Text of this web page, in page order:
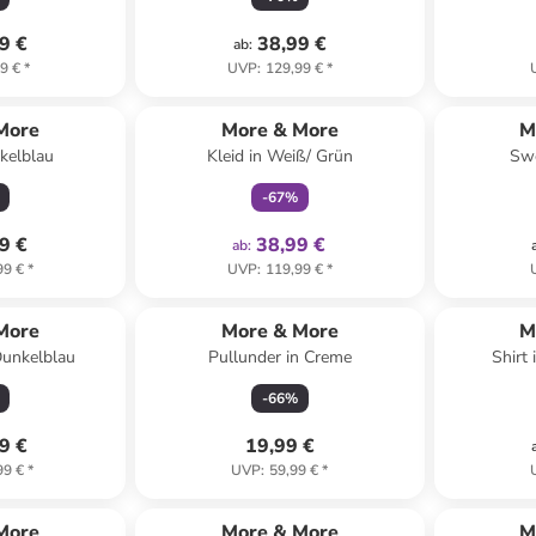
€
€*
ab: 38,99 €
UVP: 129,99 €*
€
€*
More & More
Kleid in Weiß/ Grün
-67%
ab: 38,99 €
UVP: 119,99 €*
€
€*
More & More
Pullunder in Creme
-66%
19,99 €
UVP: 59,99 €*
Shirt